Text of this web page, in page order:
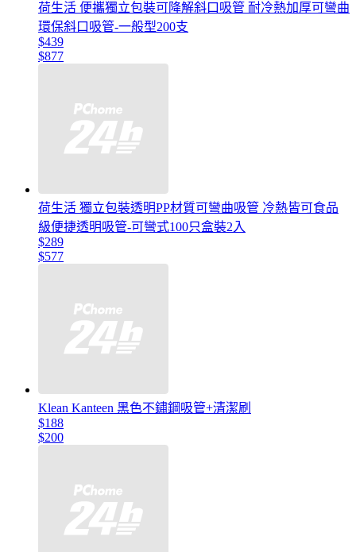
荷生活 便攜獨立包裝可降解斜口吸管 耐冷熱加厚可彎曲
環保斜口吸管-一般型200支
$439
$877
荷生活 獨立包裝透明PP材質可彎曲吸管 冷熱皆可食品
級便捷透明吸管-可彎式100只盒裝2入
$289
$577
Klean Kanteen 黑色不鏽鋼吸管+清潔刷
$188
$200